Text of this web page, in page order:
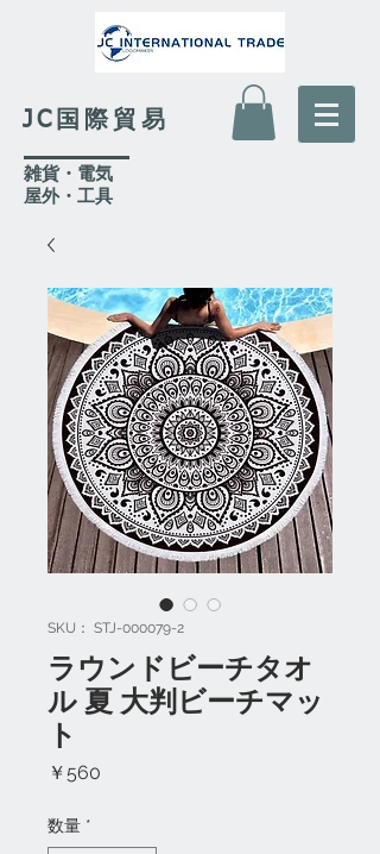
JC国際貿易
​雑貨・電気
​屋外・工具
SKU： STJ-000079-2
ラウンドビーチタオ
ル 夏 大判ビーチマッ
ト
￥560
数量 *